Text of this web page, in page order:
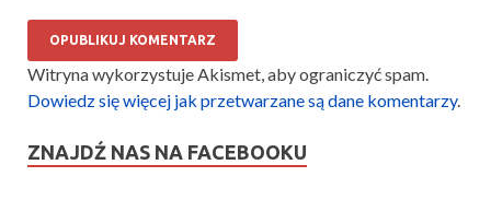
Witryna wykorzystuje Akismet, aby ograniczyć spam.
Dowiedz się więcej jak przetwarzane są dane komentarzy.
ZNAJDŹ NAS NA FACEBOOKU